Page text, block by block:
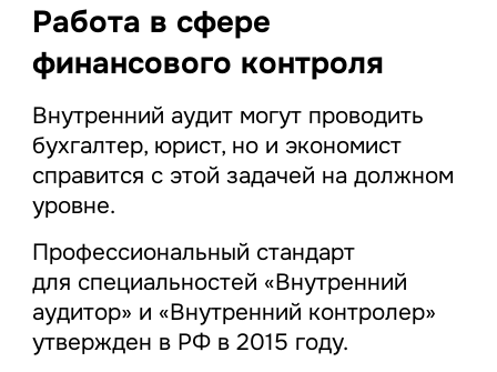
Работа в сфере
финансового контроля
Внутренний аудит могут проводить
бухгалтер, юрист, но и экономист
справится с этой задачей на должном
уровне.
Профессиональный стандарт
для специальностей «Внутренний
аудитор» и «Внутренний контролер»
утвержден в РФ в 2015 году.